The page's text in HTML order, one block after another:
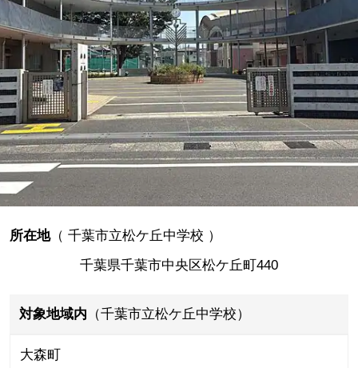
所在地（ 千葉市立松ケ丘中学校 ）
千葉県千葉市中央区松ケ丘町440
対象地域内 （千葉市立松ケ丘中学校）
大森町